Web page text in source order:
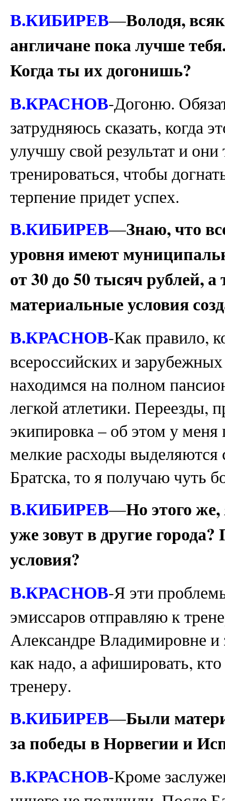
В.КИБИРЕВ—Володя,
англичане пока лучше
Когда ты их догонишь?
В.КРАСНОВ-Догоню.
затрудняюсь сказать, когда
улучшу свой результат и
тренироваться, чтобы
терпение придет успех.
В.КИБИРЕВ—Знаю, что
уровня имеют
от 30 до 50 тысяч рублей,
материальные условия
В.КРАСНОВ-Как правило,
всероссийских и
находимся на полном
легкой атлетики. Переезды,
экипировка – об этом у
мелкие расходы выделяются
Братска, то я получаю чуть
В.КИБИРЕВ—Но этого
уже зовут в другие
условия?
В.КРАСНОВ-Я эти
эмиссаров отправляю к
Александре Владимировне и
как надо, а афишировать,
тренеру.
В.КИБИРЕВ—Были
за победы в Норвегии и
В.КРАСНОВ-Кроме